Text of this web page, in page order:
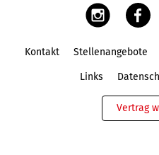
Kontakt Stellenangebote
Links
Vertrag